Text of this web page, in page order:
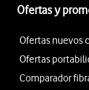
Ofertas y
Ofertas nuevos
Ofertas
Comparador